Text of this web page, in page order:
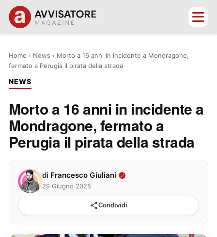
Home › News › Morto a 16 anni in incidente a Mondragone,
fermato a Perugia il pirata della strada
NEWS
Morto a 16 anni in incidente a
Mondragone, fermato a
Perugia il pirata della strada
di Francesco Giuliani
29 Giugno 2025
Condividi